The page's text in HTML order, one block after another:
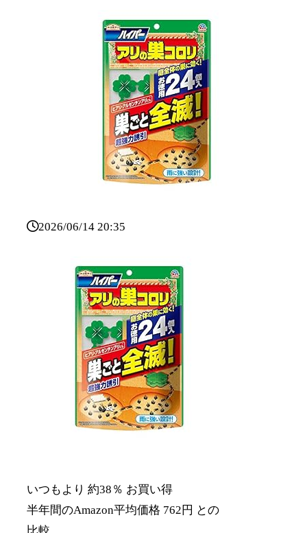
2026/06/14 20:35
いつもより 約38％ お買い得
半年間のAmazon平均価格 762円 との